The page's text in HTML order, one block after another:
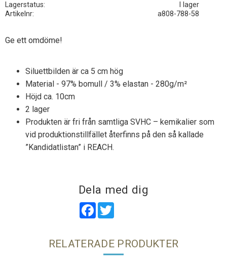
Lagerstatus
I lager
Artikelnr
a808-788-58
Ge ett omdöme!
Siluettbilden är ca 5 cm hög
Material - 97% bomull / 3% elastan - 280g/m²
Höjd ca. 10cm
2 lager
Produkten är fri från samtliga SVHC – kemikalier som
vid produktionstillfället återfinns på den så kallade
”Kandidatlistan” i REACH.
Dela med dig
Facebook
RELATERADE PRODUKTER